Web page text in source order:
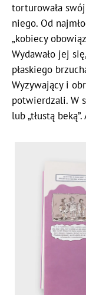
torturowała
niego. Od
„kobiecy
Wydawało jej
płaskiego
Wyzywający i
potwierdzali. W
lub „tłustą